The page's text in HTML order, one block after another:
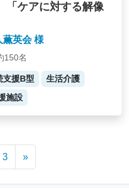
「ケアに対する解像
薫英会 様
150名
支援B型
生活介護
施設
3 »